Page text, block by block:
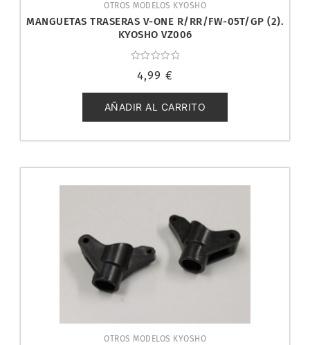
OTROS MODELOS KYOSHO
MANGUETAS TRASERAS V-ONE R/RR/FW-05T/GP (2).
KYOSHO VZ006
con
de
5
4,99 €
AÑADIR AL CARRITO
OTROS MODELOS KYOSHO